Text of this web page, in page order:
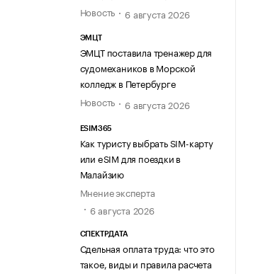
Новость
6 августа 2026
ЭМЦТ
ЭМЦТ поставила тренажер для
судомехаников в Морской
колледж в Петербурге
Новость
6 августа 2026
ESIM365
Как туристу выбрать SIM-карту
или eSIM для поездки в
Малайзию
Мнение эксперта
6 августа 2026
СПЕКТРДАТА
Сдельная оплата труда: что это
такое, виды и правила расчета